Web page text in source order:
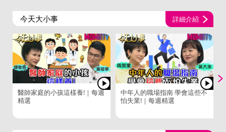
今天大小事 詳細介紹
醫師家庭的小孩這樣養!｜每週
精選
中年人的職場指南 學會這些不
怕失業!｜每週精選